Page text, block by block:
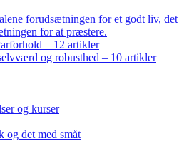
forudsætningen for et godt liv, det
for at præstere.
– 12 artikler
og robusthed – 10 artikler
og kurser
og det med småt